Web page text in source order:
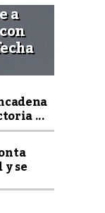
a
...
se